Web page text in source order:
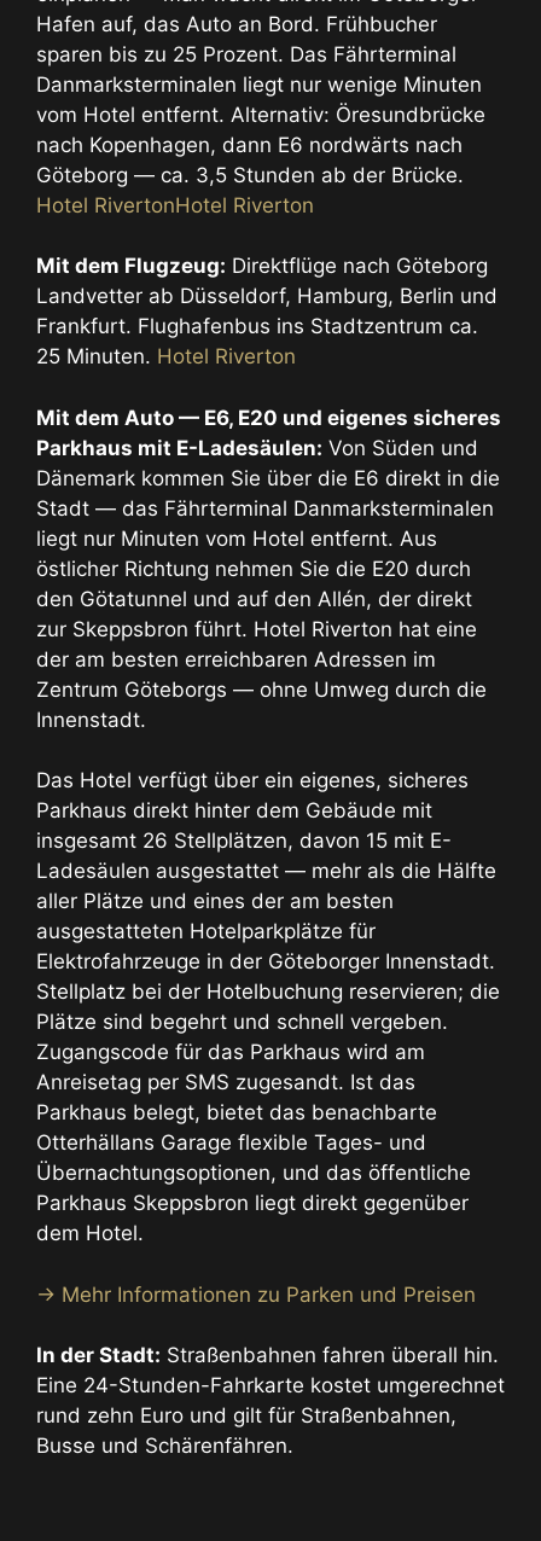
Hafen auf, das Auto an Bord. Frühbucher
sparen bis zu 25 Prozent. Das Fährterminal
Danmarksterminalen liegt nur wenige Minuten
vom Hotel entfernt. Alternativ: Öresundbrücke
nach Kopenhagen, dann E6 nordwärts nach
Göteborg — ca. 3,5 Stunden ab der Brücke.
Hotel RivertonHotel Riverton
Mit dem Flugzeug: Direktflüge nach Göteborg
Landvetter ab Düsseldorf, Hamburg, Berlin und
Frankfurt. Flughafenbus ins Stadtzentrum ca.
25 Minuten. Hotel Riverton
Mit dem Auto — E6, E20 und eigenes sicheres
Parkhaus mit E-Ladesäulen: Von Süden und
Dänemark kommen Sie über die E6 direkt in die
Stadt — das Fährterminal Danmarksterminalen
liegt nur Minuten vom Hotel entfernt. Aus
östlicher Richtung nehmen Sie die E20 durch
den Götatunnel und auf den Allén, der direkt
zur Skeppsbron führt. Hotel Riverton hat eine
der am besten erreichbaren Adressen im
Zentrum Göteborgs — ohne Umweg durch die
Innenstadt.
Das Hotel verfügt über ein eigenes, sicheres
Parkhaus direkt hinter dem Gebäude mit
insgesamt 26 Stellplätzen, davon 15 mit E-
Ladesäulen ausgestattet — mehr als die Hälfte
aller Plätze und eines der am besten
ausgestatteten Hotelparkplätze für
Elektrofahrzeuge in der Göteborger Innenstadt.
Stellplatz bei der Hotelbuchung reservieren; die
Plätze sind begehrt und schnell vergeben.
Zugangscode für das Parkhaus wird am
Anreisetag per SMS zugesandt. Ist das
Parkhaus belegt, bietet das benachbarte
Otterhällans Garage flexible Tages- und
Übernachtungsoptionen, und das öffentliche
Parkhaus Skeppsbron liegt direkt gegenüber
dem Hotel.
→ Mehr Informationen zu Parken und Preisen
In der Stadt: Straßenbahnen fahren überall hin.
Eine 24-Stunden-Fahrkarte kostet umgerechnet
rund zehn Euro und gilt für Straßenbahnen,
Busse und Schärenfähren.